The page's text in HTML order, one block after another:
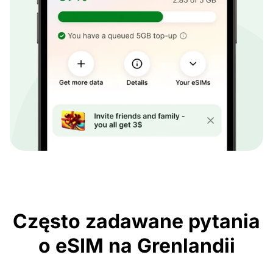
Często zadawane pytania
o eSIM na Grenlandii